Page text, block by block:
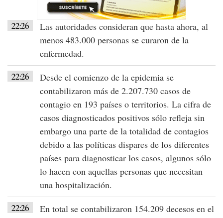
22:26
Las autoridades consideran que hasta ahora, al
menos 483.000 personas se curaron de la
enfermedad.
22:26
Desde el comienzo de la epidemia se
contabilizaron más de 2.207.730 casos de
contagio en 193 países o territorios. La cifra de
casos diagnosticados positivos sólo refleja sin
embargo una parte de la totalidad de contagios
debido a las políticas dispares de los diferentes
países para diagnosticar los casos, algunos sólo
lo hacen con aquellas personas que necesitan
una hospitalización.
22:26
En total se contabilizaron 154.209 decesos en el